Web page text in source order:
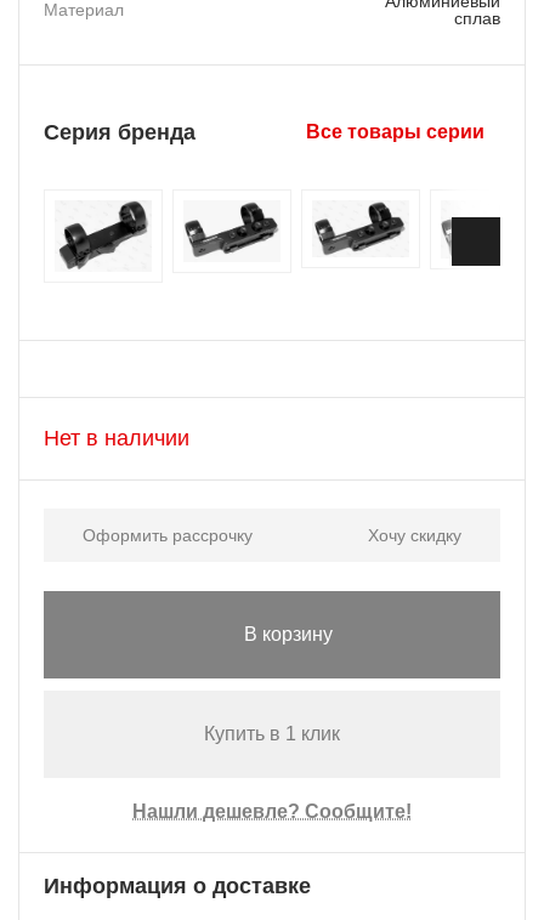
Материал
сплав
Серия бренда Все товары серии
Нет в наличии
Оформить рассрочку Хочу скидку
В корзину
Купить в 1 клик
Нашли дешевле? Сообщите!
Информация о доставке